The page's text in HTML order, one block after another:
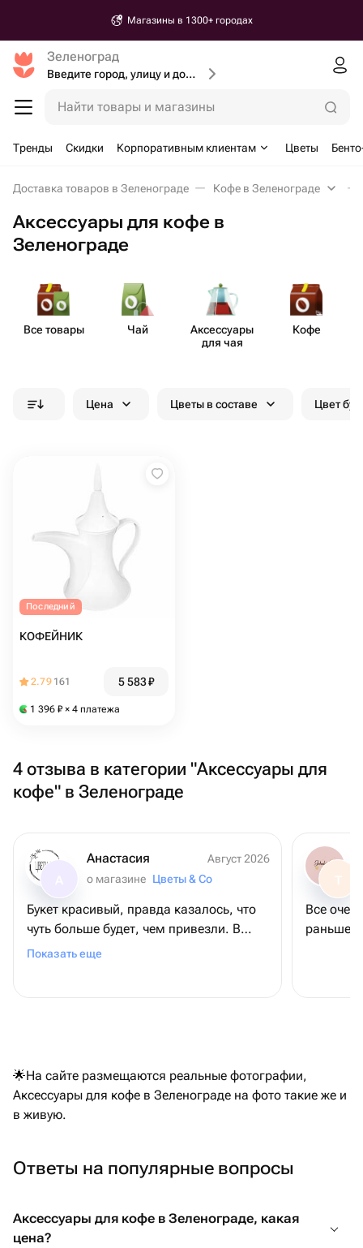
Магазины в 1300+ городах
Зеленоград
Введите город, улицу и дом доставки
Найти товары и магазины
Тренды Скидки Корпоративным клиентам Цветы
Доставка товаров в Зеленограде Кофе в Зеленограде
Аксессуары для кофе в
Зеленограде
Все товары Чай
Аксе​ссуары
для чая
Кофе
Цена Цветы в составе Цвет
Последний
КОФЕЙНИК
2.79 161 5 583₽
1 396 ₽ × 4 платежа
4 отзыва в категории "Аксессуары для
кофе" в Зеленограде
Анастасия
Август 2026
о магазине Цветы & Co
Букет красивый, правда казалось, что
чуть больше будет, чем привезли. В
целом все хорошо
Показать еще
Т
Все
раньше
🌟На сайте размещаются реальные фотографии,
Аксессуары для кофе в Зеленограде на фото такие же и
в живую.
Ответы на популярные вопросы
Аксессуары для кофе в Зеленограде, какая
цена?